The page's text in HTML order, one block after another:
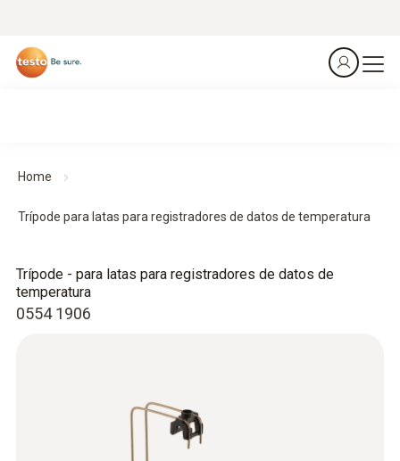
Home
Trípode para latas para registradores de datos de temperatura
0554 1906
Trípode - para latas para registradores de datos de
temperatura